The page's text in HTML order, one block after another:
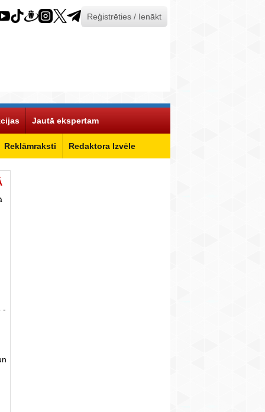
Reģistrēties / Ienākt
Reklāmraksti Redaktora Izvēle
Jautā ekspertam
-